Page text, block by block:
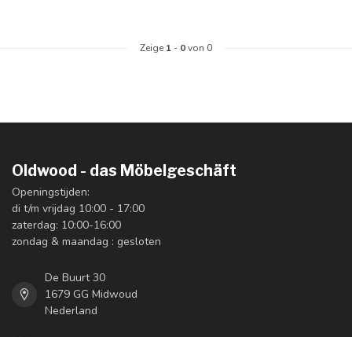
Zeige 1 - 0von 0
Oldwood - das Möbelgeschäft
Openingstijden:
di t/m vrijdag 10:00 - 17:00
zaterdag: 10:00-16:00
zondag & maandag : gesloten
De Buurt 30
1679 GG Midwoud
Nederland